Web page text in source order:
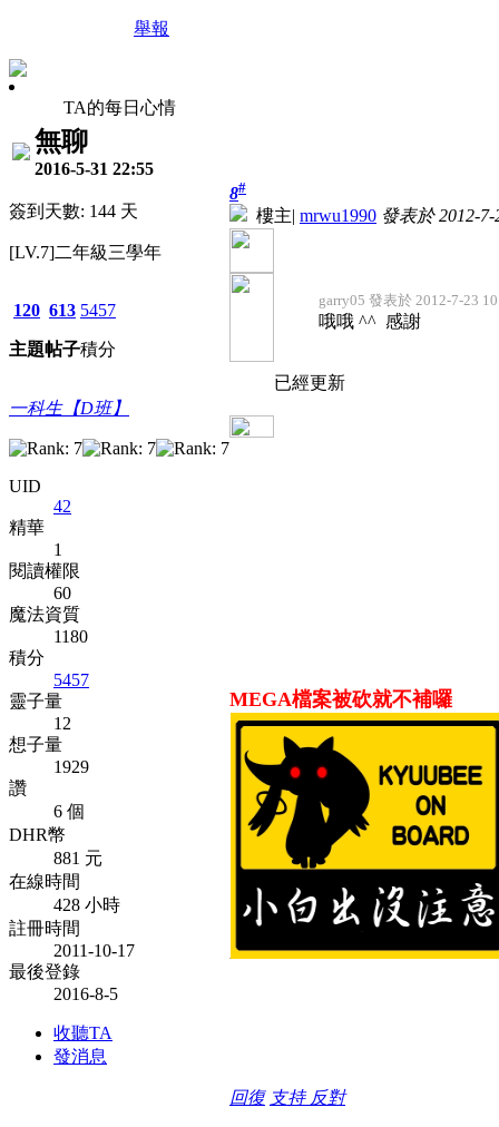
舉報
TA的每日心情
無聊
2016-5-31 22:55
簽到天數: 144 天
[LV.7]二年級三學年
120
主題
613
帖子
5457
積分
一科生【D班】
UID
42
精華
1
閱讀權限
60
魔法資質
1180
積分
5457
靈子量
12
想子量
1929
讚
6 個
DHR幣
881 元
在線時間
428 小時
註冊時間
2011-10-17
最後登錄
2016-8-5
收聽TA
發消息
8#
樓主| mrwu1990 發表於 2012-
garry05 發表於 2012-7-23
哦哦 ^^ 感謝
已經更新
MEGA檔案被砍就不補囉
回復 支持 反對